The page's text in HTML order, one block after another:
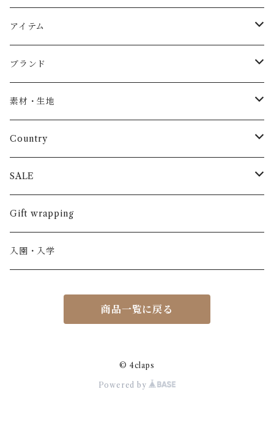
アイテム
Baby
トップス
長袖
半袖
パンツ
長ズボン
半ズボン
スカート
ワンピース
カーディガン / 羽織もの
ブランド
AS WE GROW
ARCH&LINE
BABE & TESS
BOBOCHOSES
BONHEUR DU JOUR
素材・生地
コットン 100%
リネン( 麻 )
ウール
アルパカ
Country
France / フランス
Italy / イタリア
NY / ニューヨーク
Spain / スペイン
SALE
男の子
女の子
くつ・帽子・Bag
Gift wrapping
入園・入学
商品一覧に戻る
© 4claps
Powered by